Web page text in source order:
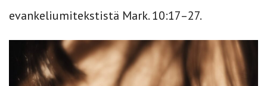
evankeliumitekstistä Mark. 10:17–27.